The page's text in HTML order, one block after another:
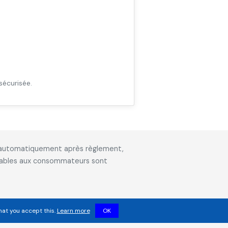
après règlement,
aux consommateurs sont
you accept this.Learn more OK